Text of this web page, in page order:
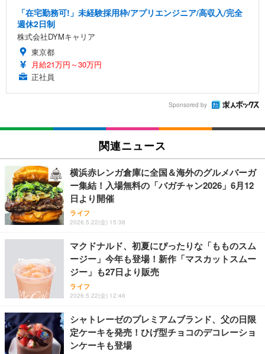
「在宅勤務可!」未経験採用枠/アプリエンジニア/高収入/完全
週休2日制
株式会社DYMキャリア
東京都
月給21万円～30万円
正社員
Sponsored by
関連ニュース
横浜赤レンガ倉庫に全国＆海外のグルメバーガ
ー集結！入場無料の「バガチャン2026」6月12
日より開催
ライフ
2026.5.22(金) 15:38
マクドナルド、初夏にぴったりな「もものスム
ージー」今年も登場！新作「マスカットスムー
ジー」も27日より販売
ライフ
2026.5.22(金) 12:46
シャトレーゼのプレミアムブランド、父の日限
定ケーキを発売！ひげ型チョコのデコレーショ
ンケーキも登場